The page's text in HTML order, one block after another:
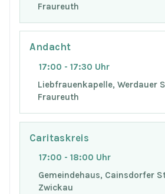
Fraureuth
Andacht
17:00 - 17:30 Uhr
Liebfrauenkapelle, Werdauer
Fraureuth
Caritaskreis
17:00 - 18:00 Uhr
Gemeindehaus, Cainsdorfer
Zwickau